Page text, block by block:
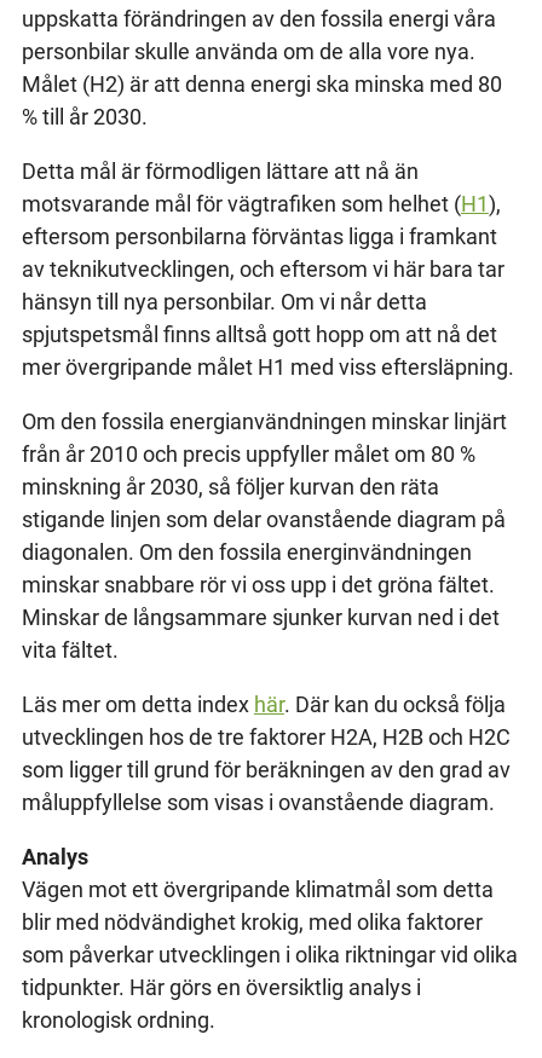
uppskatta förändringen av den fossila energi våra
personbilar skulle använda om de alla vore nya.
Målet (H2) är att denna energi ska minska med 80
% till år 2030.
Detta mål är förmodligen lättare att nå än
motsvarande mål för vägtrafiken som helhet (H1),
eftersom personbilarna förväntas ligga i framkant
av teknikutvecklingen, och eftersom vi här bara tar
hänsyn till nya personbilar. Om vi når detta
spjutspetsmål finns alltså gott hopp om att nå det
mer övergripande målet H1 med viss eftersläpning.
Om den fossila energianvändningen minskar linjärt
från år 2010 och precis uppfyller målet om 80 %
minskning år 2030, så följer kurvan den räta
stigande linjen som delar ovanstående diagram på
diagonalen. Om den fossila energinvändningen
minskar snabbare rör vi oss upp i det gröna fältet.
Minskar de långsammare sjunker kurvan ned i det
vita fältet.
Läs mer om detta index här. Där kan du också följa
utvecklingen hos de tre faktorer H2A, H2B och H2C
som ligger till grund för beräkningen av den grad av
måluppfyllelse som visas i ovanstående diagram.
Analys
Vägen mot ett övergripande klimatmål som detta
blir med nödvändighet krokig, med olika faktorer
som påverkar utvecklingen i olika riktningar vid olika
tidpunkter. Här görs en översiktlig analys i
kronologisk ordning.